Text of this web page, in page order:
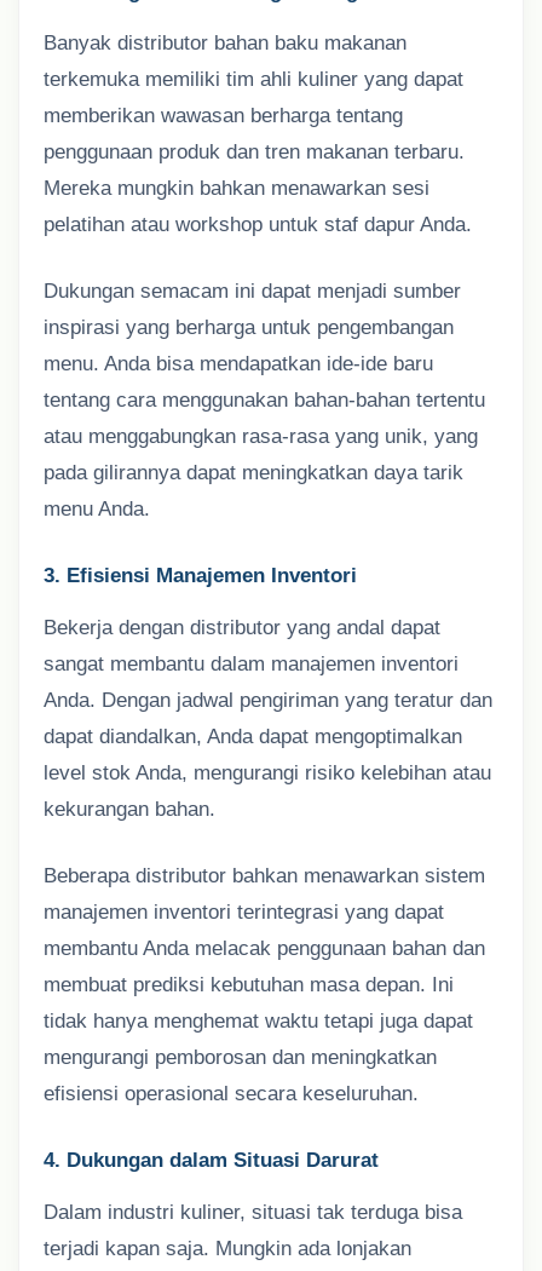
Banyak distributor bahan baku makanan
terkemuka memiliki tim ahli kuliner yang dapat
memberikan wawasan berharga tentang
penggunaan produk dan tren makanan terbaru.
Mereka mungkin bahkan menawarkan sesi
pelatihan atau workshop untuk staf dapur Anda.
Dukungan semacam ini dapat menjadi sumber
inspirasi yang berharga untuk pengembangan
menu. Anda bisa mendapatkan ide-ide baru
tentang cara menggunakan bahan-bahan tertentu
atau menggabungkan rasa-rasa yang unik, yang
pada gilirannya dapat meningkatkan daya tarik
menu Anda.
3. Efisiensi Manajemen Inventori
Bekerja dengan distributor yang andal dapat
sangat membantu dalam manajemen inventori
Anda. Dengan jadwal pengiriman yang teratur dan
dapat diandalkan, Anda dapat mengoptimalkan
level stok Anda, mengurangi risiko kelebihan atau
kekurangan bahan.
Beberapa distributor bahkan menawarkan sistem
manajemen inventori terintegrasi yang dapat
membantu Anda melacak penggunaan bahan dan
membuat prediksi kebutuhan masa depan. Ini
tidak hanya menghemat waktu tetapi juga dapat
mengurangi pemborosan dan meningkatkan
efisiensi operasional secara keseluruhan.
4. Dukungan dalam Situasi Darurat
Dalam industri kuliner, situasi tak terduga bisa
terjadi kapan saja. Mungkin ada lonjakan